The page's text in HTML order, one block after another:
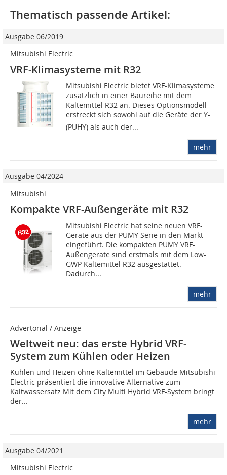
Thematisch passende Artikel:
Ausgabe 06/2019
Mitsubishi Electric
VRF-Klimasysteme mit R32
Mitsubishi Electric bietet VRF-Klimasysteme
zusätzlich in einer Baureihe mit dem
Kältemittel R32 an. Dieses Optionsmodell
erstreckt sich sowohl auf die Geräte der Y-
(PUHY) als auch der...
mehr
Ausgabe 04/2024
Mitsubishi
Kompakte VRF-Außengeräte mit R32
Mitsubishi Electric hat seine neuen VRF-
Geräte aus der PUMY Serie in den Markt
eingeführt. Die kompakten PUMY VRF-
Außengeräte sind erstmals mit dem Low-
GWP Kältemittel R32 ausgestattet.
Dadurch...
mehr
Advertorial / Anzeige
Weltweit neu: das erste Hybrid VRF-
System zum Kühlen oder Heizen
Kühlen und Heizen ohne Kältemittel im Gebäude Mitsubishi
Electric präsentiert die innovative Alternative zum
Kaltwassersatz Mit dem City Multi Hybrid VRF-System bringt
der...
mehr
Ausgabe 04/2021
Mitsubishi Electric